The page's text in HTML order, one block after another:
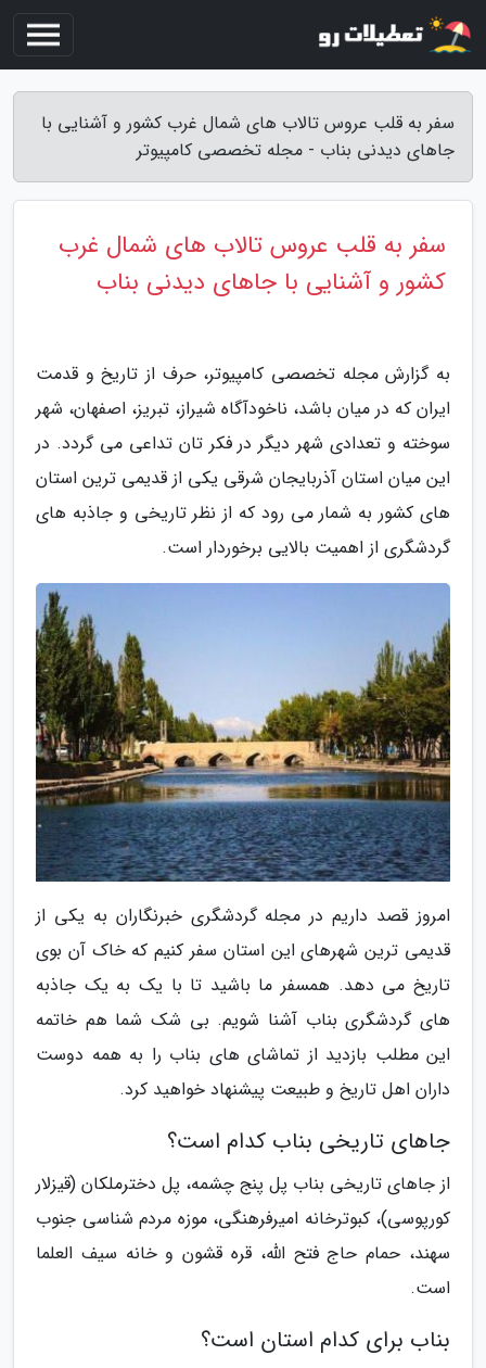
سفر به قلب عروس تالاب های شمال غرب کشور و آشنایی با
جاهای دیدنی بناب - مجله تخصصی کامپیوتر
سفر به قلب عروس تالاب های شمال غرب
کشور و آشنایی با جاهای دیدنی بناب
به گزارش مجله تخصصی کامپیوتر، حرف از تاریخ و قدمت
ایران که در میان باشد، ناخودآگاه شیراز، تبریز، اصفهان، شهر
سوخته و تعدادی شهر دیگر در فکر تان تداعی می گردد. در
این میان استان آذربایجان شرقی یکی از قدیمی ترین استان
های کشور به شمار می رود که از نظر تاریخی و جاذبه های
گردشگری از اهمیت بالایی برخوردار است.
امروز قصد داریم در مجله گردشگری خبرنگاران به یکی از
قدیمی ترین شهرهای این استان سفر کنیم که خاک آن بوی
تاریخ می دهد. همسفر ما باشید تا با یک به یک جاذبه
های گردشگری بناب آشنا شویم. بی شک شما هم خاتمه
این مطلب بازدید از تماشای های بناب را به همه دوست
داران اهل تاریخ و طبیعت پیشنهاد خواهید کرد.
جاهای تاریخی بناب کدام است؟
از جاهای تاریخی بناب پل پنج چشمه، پل دخترملکان (قیزلار
کورپوسی)، کبوترخانه امیرفرهنگی، موزه مردم شناسی جنوب
سهند، حمام حاج فتح الله، قره قشون و خانه سیف العلما
است.
بناب برای کدام استان است؟